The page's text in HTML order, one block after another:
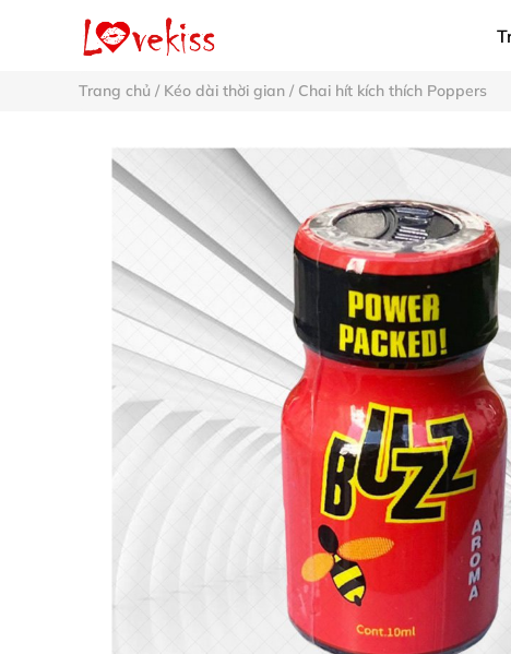
Trang chủ / Kéo dài thời gian / Chai hít kích thích Poppers